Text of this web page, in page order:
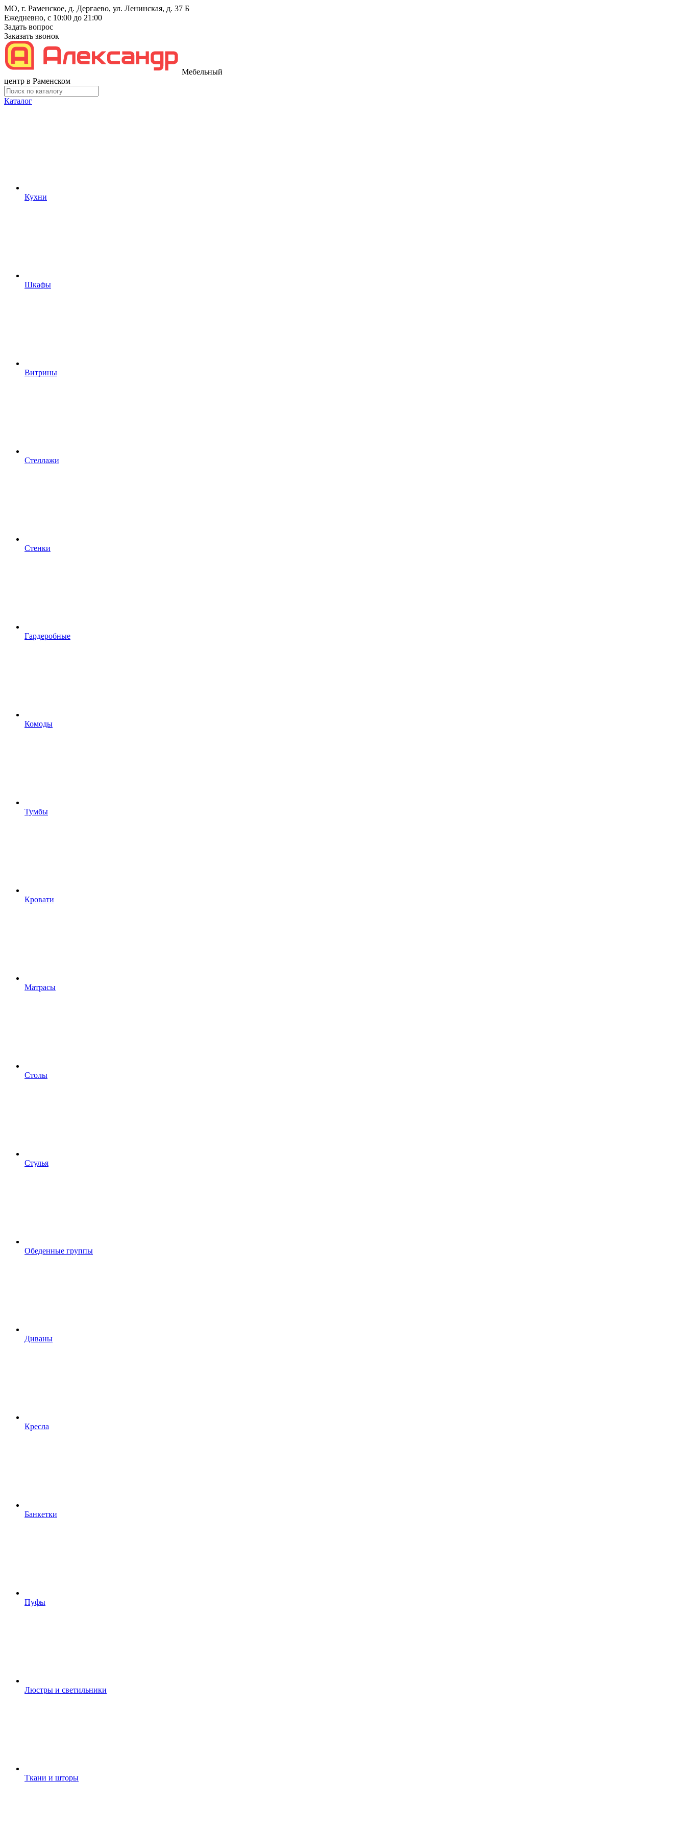
МО, г. Раменское, д. Дергаево, ул. Ленинская, д. 37 Б
Ежедневно, с 10:00 до 21:00
Задать вопрос
Заказать звонок
Мебельный
центр в Раменском
Каталог
Кухни
Шкафы
Витрины
Стеллажи
Стенки
Гардеробные
Комоды
Тумбы
Кровати
Матрасы
Столы
Стулья
Обеденные группы
Диваны
Кресла
Банкетки
Пуфы
Люстры и светильники
Ткани и шторы